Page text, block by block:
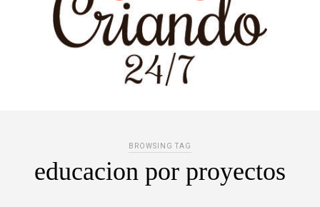
BROWSING TAG
educacion por proyectos